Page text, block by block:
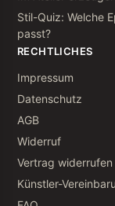
Stil-Quiz: Welche
passt?
RECHTLICHES
Impressum
Datenschutz
AGB
Widerruf
Vertrag widerrufen
Künstler-